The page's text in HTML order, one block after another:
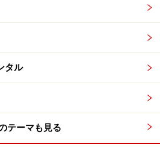
玉→ご縁の意味を込めて割り切
計らい！
席するマナー2：服装……
かが？
席する場合、まず身内、そして夫
いようです。ここでは、親戚と
タル
テーマも見る